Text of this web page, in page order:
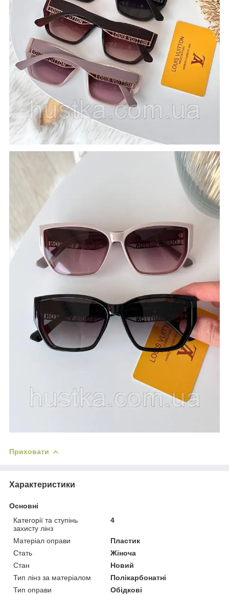
Приховати
Характеристики
Основні
Категорії та ступінь
захисту лінз
4
Матеріал оправи
Пластик
Стать
Жіноча
Стан
Новий
Тип лінз за матеріалом
Полікарбонатні
Тип оправи
Обідкові